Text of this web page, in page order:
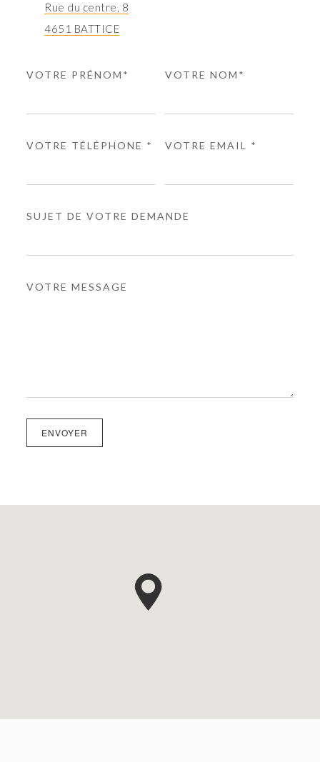
Rue du centre, 8
4651 BATTICE
VOTRE PRÉNOM* VOTRE NOM*
VOTRE TÉLÉPHONE * VOTRE EMAIL *
SUJET DE VOTRE DEMANDE
VOTRE MESSAGE